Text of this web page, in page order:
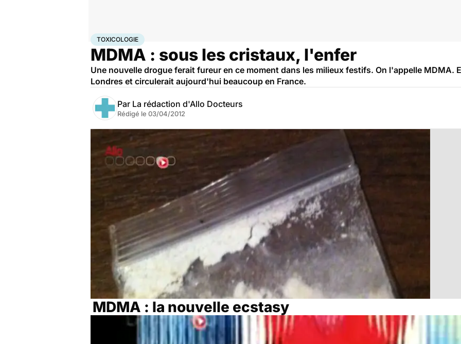
AccueilSantéMaladies
TOXICOLOGIE
MDMA : sous les cristaux, l'enfer
Une nouvelle drogue ferait fureur en ce moment dans les milieux festifs. On l'appelle MDMA.
Londres et circulerait aujourd'hui beaucoup en France.
Par La rédaction d'Allo Docteurs
Rédigé le 03/04/2012
MDMA : la nouvelle ecstasy